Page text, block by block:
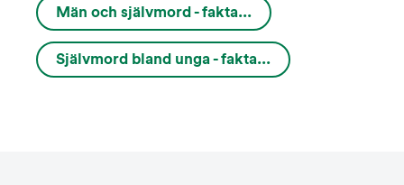
Män och självmord - fakta...
Självmord bland unga - fakta...